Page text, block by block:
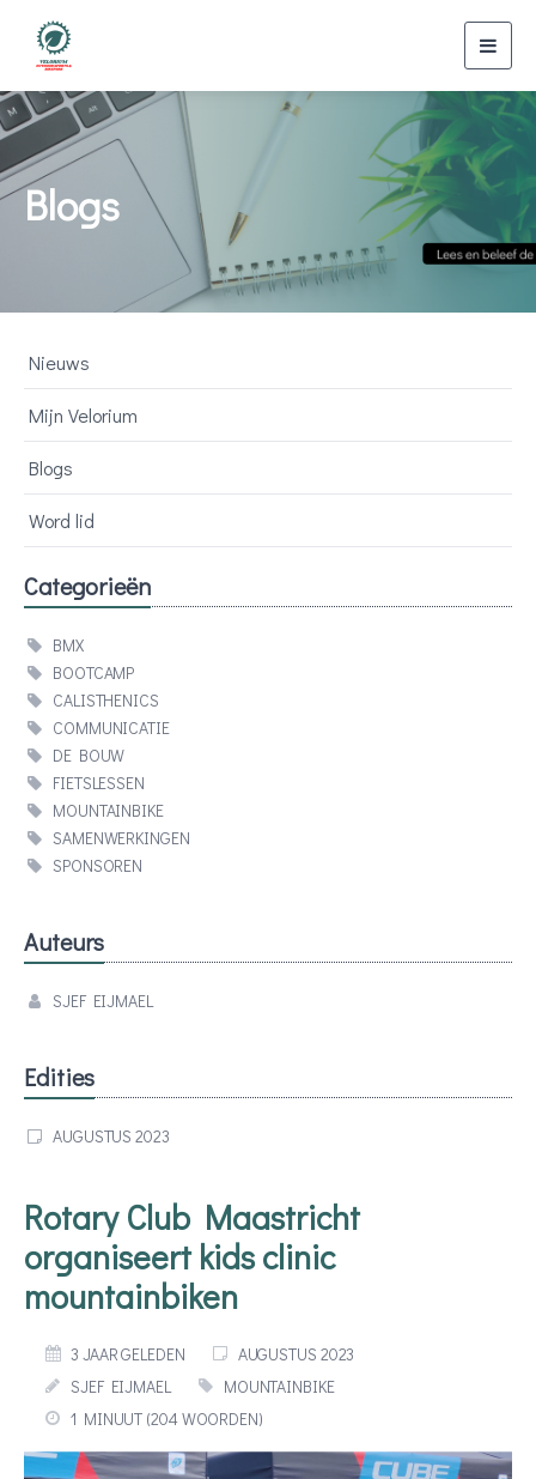
Blogs
Nieuws
Mijn Velorium
Blogs
Word lid
Categorieën
BMX
BOOTCAMP
CALISTHENICS
COMMUNICATIE
DE BOUW
FIETSLESSEN
MOUNTAINBIKE
SAMENWERKINGEN
SPONSOREN
Auteurs
SJEF EIJMAEL
Edities
AUGUSTUS 2023
Rotary Club Maastricht
organiseert kids clinic
mountainbiken
3 JAAR GELEDEN
AUGUSTUS 2023
SJEF EIJMAEL
MOUNTAINBIKE
1 MINUUT (204 WOORDEN)